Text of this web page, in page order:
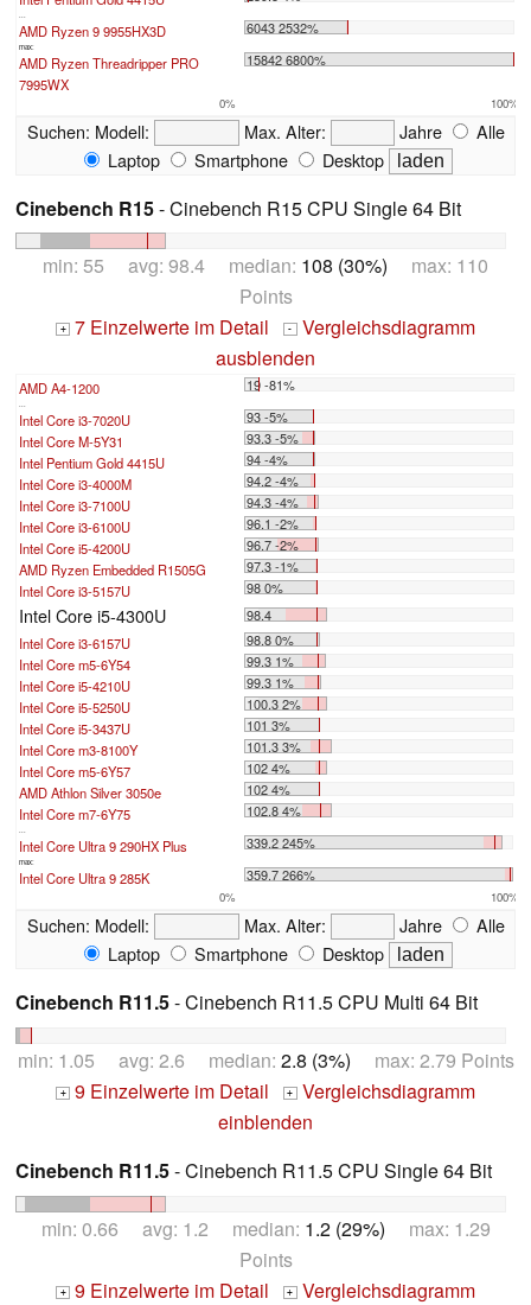
AMD Ryzen 9 9955HX3D 6043 2532%
max:
AMD Ryzen Threadripper PRO
7995WX
15842 6800%
0% 100%
Suchen: Modell: Max. Alter: Jahre
Alle
Laptop
Smartphone Desktop
Cinebench R15- Cinebench R15 CPU Single 64 Bit
min: 55 avg: 98.4 median: 108 (30%) max: 110
Points
+ 7 Einzelwerte im Detail - Vergleichsdiagramm
ausblenden
AMD A4-1200 19 -81%
...
Intel Core i3-7020U
93 -5%
Intel Core M-5Y31
93.3 -5%
Intel Pentium Gold 4415U
94 -4%
Intel Core i3-4000M
94.2 -4%
Intel Core i3-7100U
94.3 -4%
Intel Core i3-6100U
96.1 -2%
Intel Core i5-4200U
96.7 -2%
AMD Ryzen Embedded R1505G
97.3 -1%
Intel Core i3-5157U
98 0%
Intel Core i5-4300U
98.4
Intel Core i3-6157U
98.8 0%
Intel Core m5-6Y54
99.3 1%
Intel Core i5-4210U
99.3 1%
Intel Core i5-5250U
100.3 2%
Intel Core i5-3437U
101 3%
Intel Core m3-8100Y
101.3 3%
Intel Core m5-6Y57
102 4%
AMD Athlon Silver 3050e
102 4%
Intel Core m7-6Y75
102.8 4%
...
Intel Core Ultra 9 290HX Plus 339.2 245%
max:
Intel Core Ultra 9 285K 359.7 266%
0% 100%
Suchen: Modell: Max. Alter: Jahre
Alle
Laptop
Smartphone Desktop
Cinebench R11.5- Cinebench R11.5 CPU Multi 64 Bit
min: 1.05 avg: 2.6 median: 2.8 (3%) max: 2.79 Points
+ 9 Einzelwerte im Detail + Vergleichsdiagramm
einblenden
Cinebench R11.5- Cinebench R11.5 CPU Single 64 Bit
min: 0.66 avg: 1.2 median: 1.2 (29%) max: 1.29
Points
+ 9 Einzelwerte im Detail + Vergleichsdiagramm